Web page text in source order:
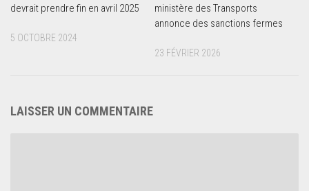
devrait prendre fin en avril 2025
5 OCTOBRE 2024
ministère des Transports
annonce des sanctions fermes
23 FÉVRIER 2026
LAISSER UN COMMENTAIRE